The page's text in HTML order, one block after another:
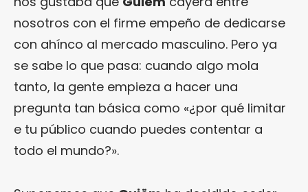
nosotros con el firme empeño de dedicarse
con ahínco al mercado masculino. Pero ya
se sabe lo que pasa: cuando algo mola
tanto, la gente empieza a hacer una
pregunta tan básica como «¿por qué limitar
e tu público cuando puedes contentar a
todo el mundo?».